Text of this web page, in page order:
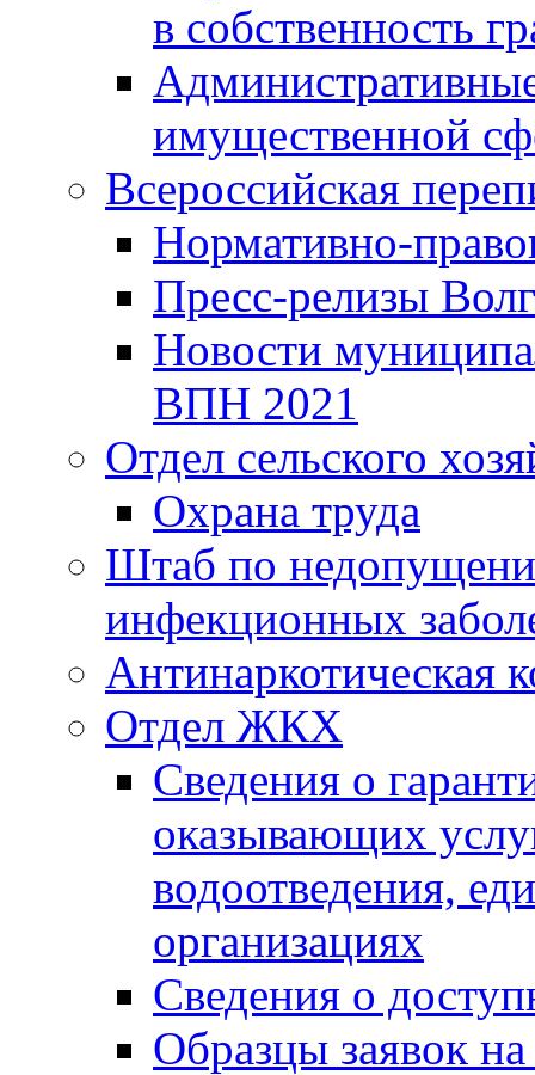
в собственность
имущественной
Всероссийская
Нормативно-
Пресс-релизы
Новости
ВПН 2021
Отдел сельского
Охрана труда
Штаб по
инфекционных
Антинаркотическая
Отдел ЖКХ
Сведения о
оказывающих
водоотведения,
организациях
Сведения о
Образцы заявок